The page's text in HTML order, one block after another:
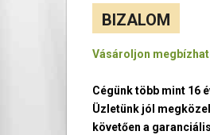
BIZALOM
Vásároljon
Cégünk több mint 16
Üzletünk jól
követően a